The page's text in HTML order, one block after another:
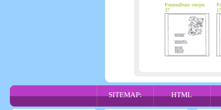
Poeziealbum versjes
37
17
SITEMAP: HTML